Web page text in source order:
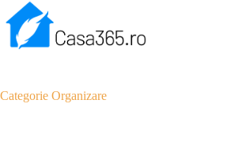
la
conținut
Categorie Organizare